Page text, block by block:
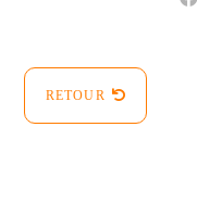
RETOUR